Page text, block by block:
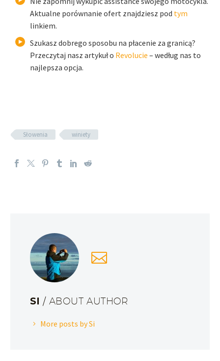
Aktualne porównanie ofert znajdziesz pod tym
linkiem.
Szukasz dobrego sposobu na płacenie za granicą?
Przeczytaj nasz artykuł o Revolucie – według nas to
najlepsza opcja.
Słowenia winiety
SI/ ABOUT AUTHOR
More posts by Si